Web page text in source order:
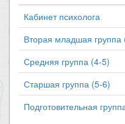
Кабинет психолога
Вторая младшая группа
Средняя группа (4-5)
Старшая группа (5-6)
Подготовительная